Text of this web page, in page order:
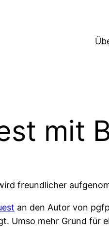
mit
freundlicher
an den Autor von
Umso mehr Grund für